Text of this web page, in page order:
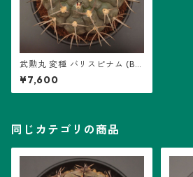
武勲丸 変種 バリスピナム (B0
1)：ギムノカリキウム属 ※実
生
¥7,600
同じカテゴリの商品